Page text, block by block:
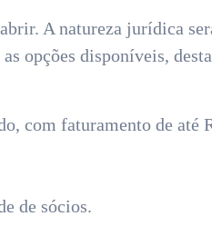
A natureza jurídica
opções disponíveis,
com faturamento de até
de sócios.